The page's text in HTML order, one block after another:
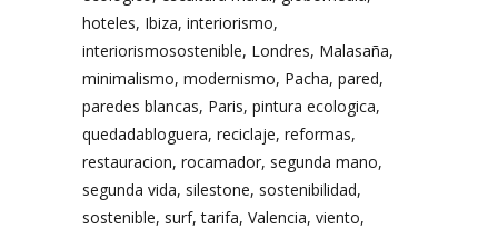
hoteles Ibiza interiorismo
interiorismosostenible Londres Malasaña
minimalismo modernismo Pacha pared
paredes blancas Paris pintura ecologica
quedadabloguera reciclaje reformas
restauracion rocamador segunda mano
segunda vida silestone sostenibilidad
sostenible surf tarifa Valencia viento